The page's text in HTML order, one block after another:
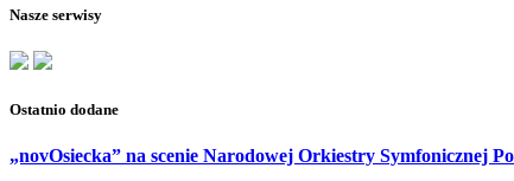
Nasze serwisy
Ostatnio dodane
„novOsiecka” na scenie Narodowej Orkiestry Symfonicznej